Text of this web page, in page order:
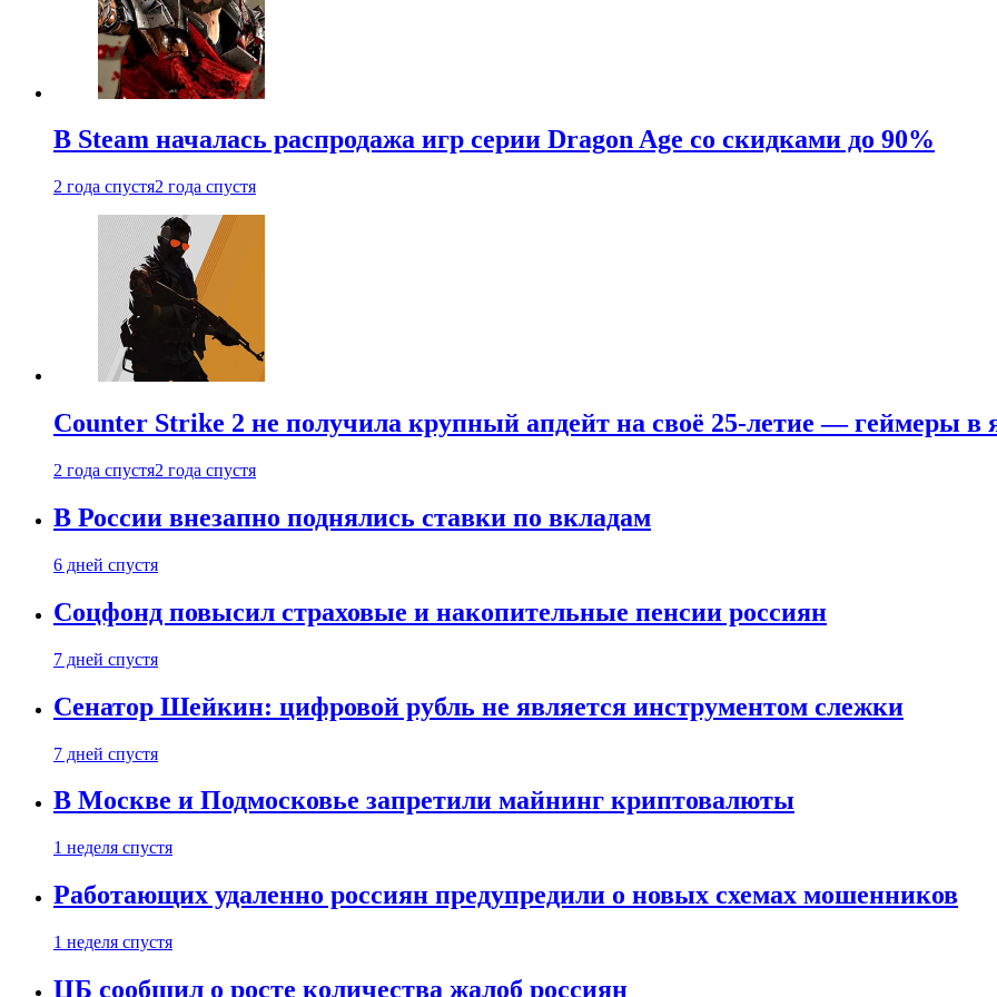
В Steam началась распродажа игр серии Dragon Age со скидками до 90%
2 года спустя2 года спустя
Counter Strike 2 не получила крупный апдейт на своё 25-летие — геймеры в
2 года спустя2 года спустя
В России внезапно поднялись ставки по вкладам
6 дней спустя
Соцфонд повысил страховые и накопительные пенсии россиян
7 дней спустя
Сенатор Шейкин: цифровой рубль не является инструментом слежки
7 дней спустя
В Москве и Подмосковье запретили майнинг криптовалюты
1 неделя спустя
Работающих удаленно россиян предупредили о новых схемах мошенников
1 неделя спустя
ЦБ сообщил о росте количества жалоб россиян